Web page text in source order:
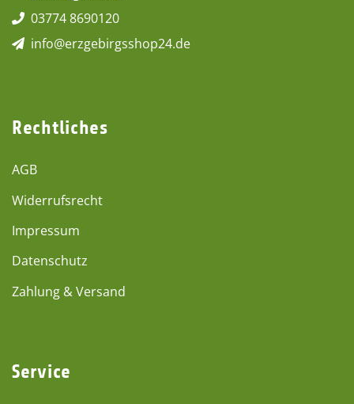
03774 8690120
info@erzgebirgsshop24.de
Rechtliches
AGB
Widerrufsrecht
Impressum
Datenschutz
Zahlung & Versand
Service